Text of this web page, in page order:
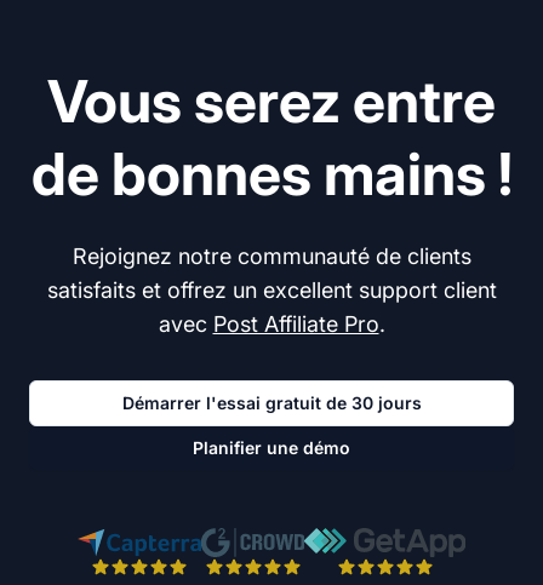
Vous serez entre
de bonnes mains !
Rejoignez notre communauté de clients
satisfaits et offrez un excellent support client
avec Post Affiliate Pro.
Démarrer l'essai gratuit de 30 jours
Planifier une démo